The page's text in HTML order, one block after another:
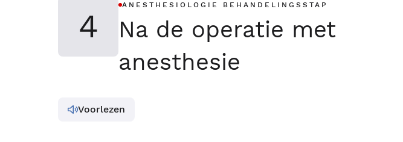
4
ANESTHESIOLOGIE BEHANDELINGSSTAP
Na de operatie met
anesthesie
Voorlezen